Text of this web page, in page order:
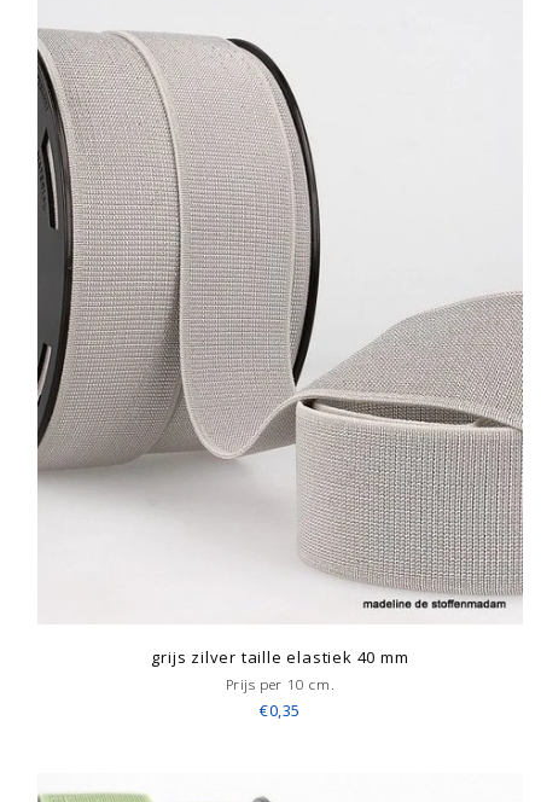
grijs zilver taille elastiek 40 mm
Prijs per 10 cm.
€0,35